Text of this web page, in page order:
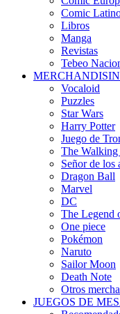
Comic
Libros
Manga
Revistas
Tebeo
Vocaloid
Puzzles
Star Wars
Harry Potter
Juego de
The Walking
Señor de
Dragon Ball
Marvel
DC
The Legend
One piece
Pokémon
Naruto
Sailor Moon
Death Note
Otros
JUEGOS DE